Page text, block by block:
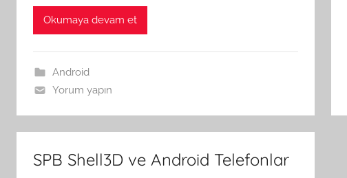
Okumaya devam et
Android
Yorum yapın
SPB Shell3D ve Android Telefonlar